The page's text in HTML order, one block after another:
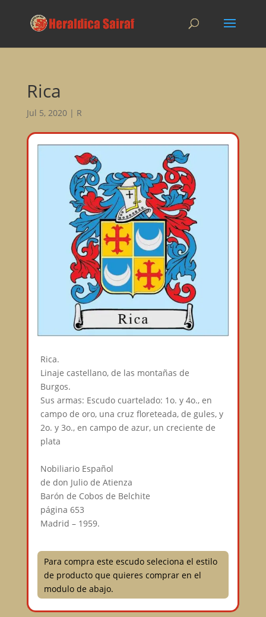
Rica
Jul 5, 2020| R
Rica.⠀
Linaje castellano, de las montañas de
Burgos.⠀
Sus armas: Escudo cuartelado: 1o. y 4o., en
campo de oro, una cruz floreteada, de gules, y
2o. y 3o., en campo de azur, un creciente de
plata⠀
Nobiliario Español⠀
de don Julio de Atienza⠀
Barón de Cobos de Belchite⠀
página 653⠀
Madrid – 1959.⠀
Para compra este escudo seleciona el estilo
de producto que quieres comprar en el
modulo de abajo.